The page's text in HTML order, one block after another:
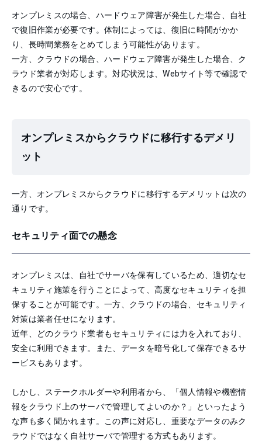
オンプレミスの場合、ハードウェア障害が発生した場合、自社
で復旧作業が必要です。体制によっては、復旧に時間がかか
り、長時間業務をとめてしまう可能性があります。
一方、クラウドの場合、ハードウェア障害が発生した場合、ク
ラウド業者が対応します。対応状況は、Webサイト等で確認で
きるので安心です。
オンプレミスからクラウドに移行するデメリ
ット
一方、オンプレミスからクラウドに移行するデメリットは次の
通りです。
セキュリティ面での懸念
オンプレミスは、自社でサーバを保有しているため、適切なセ
キュリティ施策を行うことによって、高度なセキュリティを担
保することが可能です。一方、クラウドの場合、セキュリティ
対策は業者任せになります。
近年、どのクラウド業者もセキュリティには力を入れており、
安全に利用できます。また、データを暗号化して保存できるサ
ービスもあります。
しかし、ステークホルダーや利用者から、「個人情報や機密情
報をクラウド上のサーバで管理してよいのか？」といったよう
な声も多く聞かれます。この声に対応し、重要なデータのみク
ラウドではなく自社サーバで管理する方式もあります。